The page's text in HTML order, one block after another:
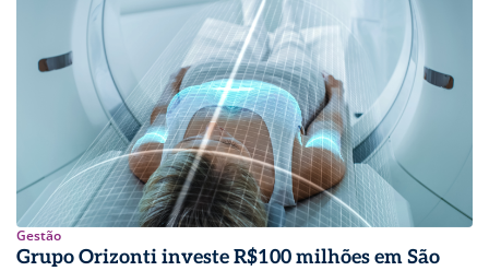
Gestão
Grupo Orizonti investe R$100 milhões em São